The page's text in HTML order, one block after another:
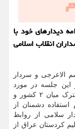
دیدارهای خود با
انقلاب اسلامی
الاعرجی و سردار
روز دوشنبه ۲۱ آبان ۱۴۰۳ در این جلسه در مورد
روابط دوجانبه و جزییات توافقنامه امنیتی مشترک میان ۲ کشور و
دشمنان از
سلامی از روابط
کردستان عراق از